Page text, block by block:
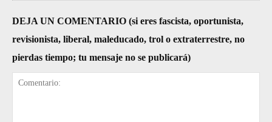
DEJA UN COMENTARIO (si eres fascista, oportunista,
revisionista, liberal, maleducado, trol o extraterrestre, no
pierdas tiempo; tu mensaje no se publicará)